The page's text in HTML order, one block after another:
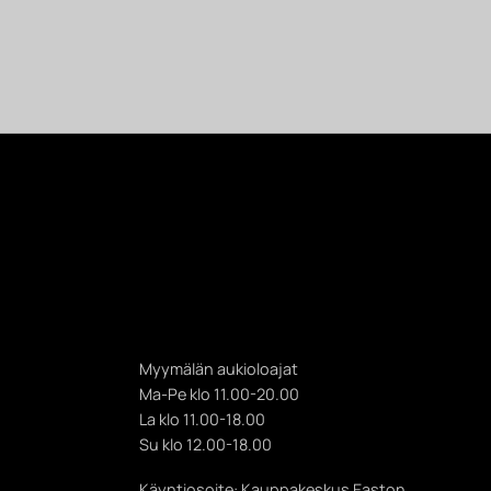
Myymälän aukioloajat
Ma-Pe klo 11.00-20.00
La klo 11.00-18.00
Su klo 12.00-18.00